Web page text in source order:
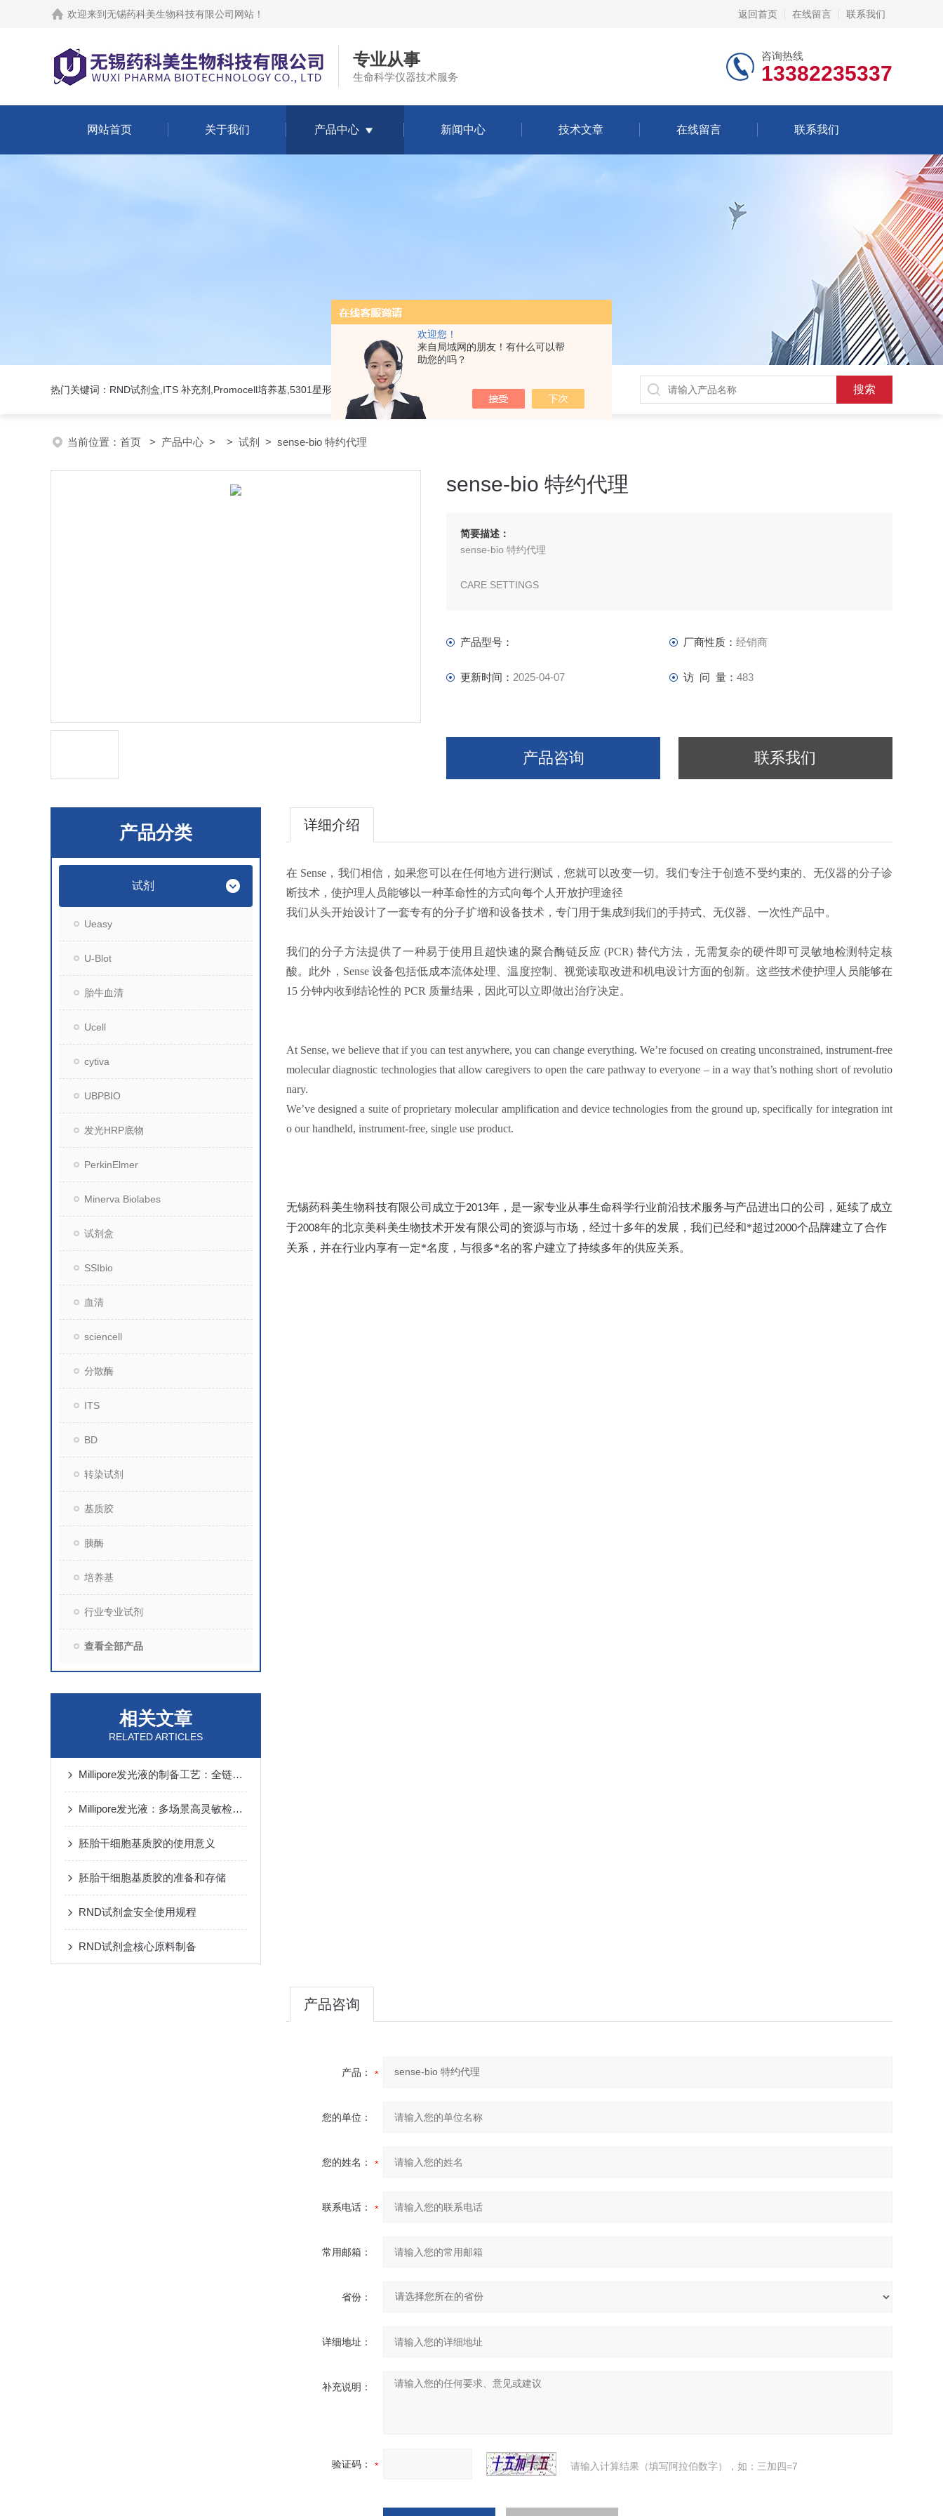
欢迎您！
来自局域网的朋友！有什么可以帮
助您的吗？
欢迎来到 无锡药科美生物科技有限公司网站 ！ 返回首页 在线留言 联系我们
专业从事
生命科学仪器技术服务
咨询热线
13382235337
网站首页 关于我们 产品中心 新闻中心 技术文章 在线留言 联系我们
热门关键词：RND试剂盒,ITS 补充剂,Promocell培养基,5301星形细胞培养基
当前位置： 首页 > 产品中心 > > 试剂 > sense-bio 特约代理
sense-bio 特约代理
简要描述：
sense-bio 特约代理
CARE SETTINGS
产品型号： 厂商性质： 经销商
更新时间： 2025-04-07 访 问 量： 483
产品咨询 联系我们
产品分类
试剂
Ueasy
U-Blot
胎牛血清
Ucell
cytiva
UBPBIO
发光HRP底物
PerkinElmer
Minerva Biolabes
试剂盒
SSIbio
血清
sciencell
分散酶
ITS
BD
转染试剂
基质胶
胰酶
培养基
行业专业试剂
查看全部产品
相关文章
RELATED ARTICLES
Millipore发光液的制备工艺：全链路质控保障检测性能稳定
Millipore发光液：多场景高灵敏检测的核心试剂支撑
胚胎干细胞基质胶的使用意义
胚胎干细胞基质胶的准备和存储
RND试剂盒安全使用规程
RND试剂盒核心原料制备
详细介绍
在 Sense，我们相信，如果您可以在任何地方进行测试，您就可以改变一切。我们专注于创造不受约束的、无仪器的分子诊
断技术，使护理人员能够以一种革命性的方式向每个人开放护理途径
我们从头开始设计了一套专有的分子扩增和设备技术，专门用于集成到我们的手持式、无仪器、一次性产品中。
我们的分子方法提供了一种易于使用且超快速的聚合酶链反应 (PCR) 替代方法，无需复杂的硬件即可灵敏地检测特定核
酸。此外，Sense 设备包括低成本流体处理、温度控制、视觉读取改进和机电设计方面的创新。这些技术使护理人员能够在
15 分钟内收到结论性的 PCR 质量结果，因此可以立即做出治疗决定。
At Sense, we believe that if you can test anywhere, you can change everything. We’re focused on creating unconstrained, instrument-free
molecular diagnostic technologies that allow caregivers to open the care pathway to everyone – in a way that’s nothing short of revolutio
nary.
We’ve designed a suite of proprietary molecular amplification and device technologies from the ground up, specifically for integration int
o our handheld, instrument-free, single use product.
无锡药科美生物科技有限公司成立于2013年，是一家专业从事生命科学行业前沿技术服务与产品进出口的公司，延续了成立
于2008年的北京美科美生物技术开发有限公司的资源与市场，经过十多年的发展，我们已经和*超过2000个品牌建立了合作
关系，并在行业内享有一定*名度，与很多*名的客户建立了持续多年的供应关系。
产品咨询
产品：
您的单位：
您的姓名：
联系电话：
常用邮箱：
省份：
详细地址：
补充说明：
验证码： 请输入计算结果（填写阿拉伯数字），如：三加四=7